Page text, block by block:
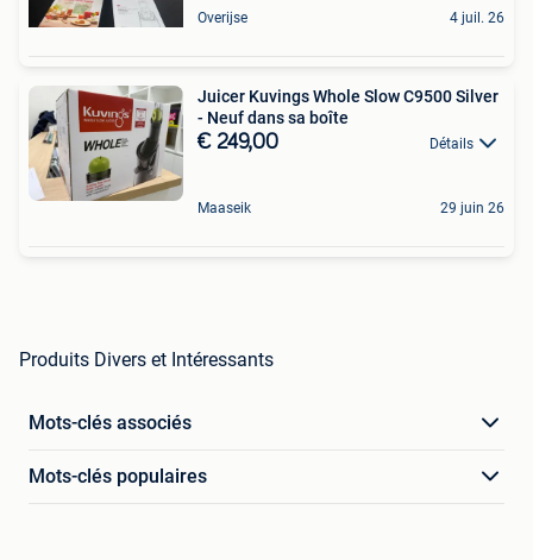
Overijse 4 juil. 26
Juicer Kuvings Whole Slow C9500 Silver
- Neuf dans sa boîte
€ 249,00 Détails
Maaseik 29 juin 26
Produits Divers et Intéressants
Mots-clés associés
Mots-clés populaires